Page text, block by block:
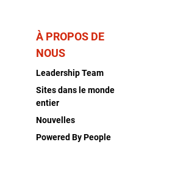
À PROPOS DE
NOUS
Leadership Team
Sites dans le monde
entier
Nouvelles
Powered By People